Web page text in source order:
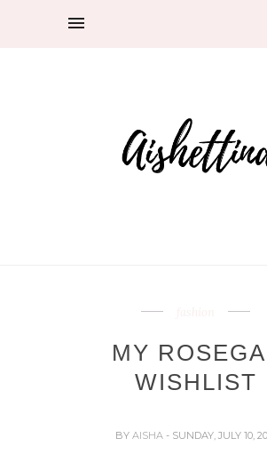
MY
WISHLIST
BY AISHA - SUNDAY, JULY 10,